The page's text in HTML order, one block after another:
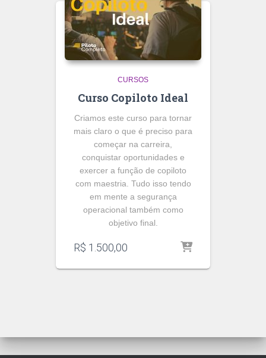
CURSOS
Curso Copiloto Ideal
Criamos este curso para tornar
mais claro o que é preciso para
começar na carreira,
conquistar oportunidades e
exercer a função de copiloto
com maestria. Tudo isso tendo
em mente a segurança
operacional também como
objetivo final.
R$ 1.500,00